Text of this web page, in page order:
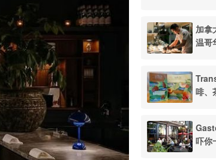
加拿
温哥
啡、
吓你